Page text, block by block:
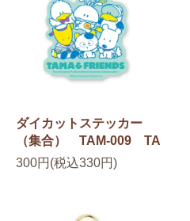
ダイカットステッカー
（集合） TAM-009 TA
300円(税込330円)